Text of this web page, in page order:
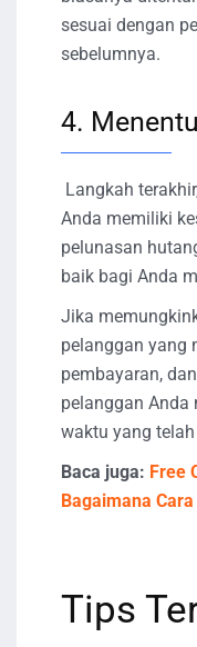
sesuai dengan
sebelumnya.
4.
Langkah
Anda memiliki
pelunasan
baik bagi Anda
Jika
pelanggan yang
pembayaran,
pelanggan Anda
waktu yang
Baca juga: Free
Bagaimana
Tips